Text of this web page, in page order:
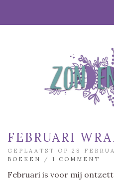
FEBRUARI
GEPLAATST OP 28
BOEKEN
/ 1 COMMENT
Februari is voor mij